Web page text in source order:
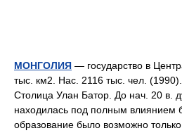
МОНГОЛИЯ — государство в
тыс. км2. Нас. 2116 тыс. чел.
Столица Улан Батор. До нач. 20 в.
находилась под полным влиянием
образование было возможно